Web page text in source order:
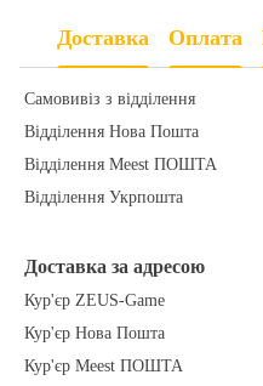
Доставка Оплата
Самовивіз з відділення
Відділення Нова Пошта
Відділення Meest ПОШТА
Відділення Укрпошта
Доставка за адресою
Кур'єр ZEUS-Game
Кур'єр Нова Пошта
Кур'єр Meest ПОШТА